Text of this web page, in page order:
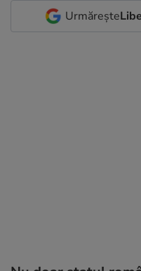
Urmărește